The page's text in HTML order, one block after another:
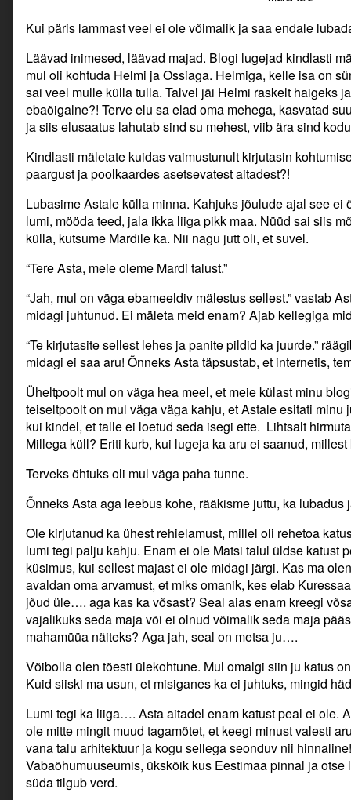
Kui päris lammast veel ei ole võimalik ja saa endale
Läävad inimesed, läävad majad. Blogi lugejad kindlasti
mul oli kohtuda Helmi ja Ossiaga. Helmiga, kelle isa on
sai veel mulle külla tulla. Talvel jäi Helmi raskelt haigeks
ebaõigalne?! Terve elu sa elad oma mehega, kasvatad
ja siis elusaatus lahutab sind su mehest, viib ära sind
Kindlasti mäletate kuidas vaimustunult kirjutasin
paargust ja poolkaardes asetsevatest aitadest?!
Lubasime Astale külla minna. Kahjuks jõulude ajal see ei
lumi, mööda teed, jala ikka liiga pikk maa. Nüüd sai siis
külla, kutsume Mardile ka. Nii nagu jutt oli, et suvel.
“Tere Asta, meie oleme Mardi talust.”
“Jah, mul on väga ebameeldiv mälestus sellest.” vastab
midagi juhtunud. Ei mäleta meid enam? Ajab kellegiga
“Te kirjutasite sellest lehes ja panite pildid ka juurde.”
midagi ei saa aru! Õnneks Asta täpsustab, et internetis,
Üheltpoolt mul on väga hea meel, et meie külast minu
teiseltpoolt on mul väga väga kahju, et Astale esitati minu
kui kindel, et talle ei loetud seda isegi ette. Lihtsalt
Millega küll? Eriti kurb, kui lugeja ka aru ei saanud,
Terveks õhtuks oli mul väga paha tunne.
Õnneks Asta aga leebus kohe, rääkisme juttu, ka lubadus
Ole kirjutanud ka ühest rehielamust, millel oli rehetoa
lumi tegi palju kahju. Enam ei ole Matsi talul üldse katust
küsimus, kui sellest majast ei ole midagi järgi. Kas ma
avaldan oma arvamust, et miks omanik, kes elab
jõud üle…. aga kas ka võsast? Seal aias enam kreegi
vajalikuks seda maja või ei olnud võimalik seda maja
mahamüüa näiteks? Aga jah, seal on metsa ju….
Võibolla olen tõesti ülekohtune. Mul omalgi siin ju katus
Kuid siiski ma usun, et misiganes ka ei juhtuks, mingid
Lumi tegi ka liiga…. Asta aitadel enam katust peal ei ole.
ole mitte mingit muud tagamõtet, et keegi minust valesti
vana talu arhitektuur ja kogu sellega seonduv nii
Vabaõhumuuseumis, ükskõik kus Eestimaa pinnal ja
süda tilgub verd.